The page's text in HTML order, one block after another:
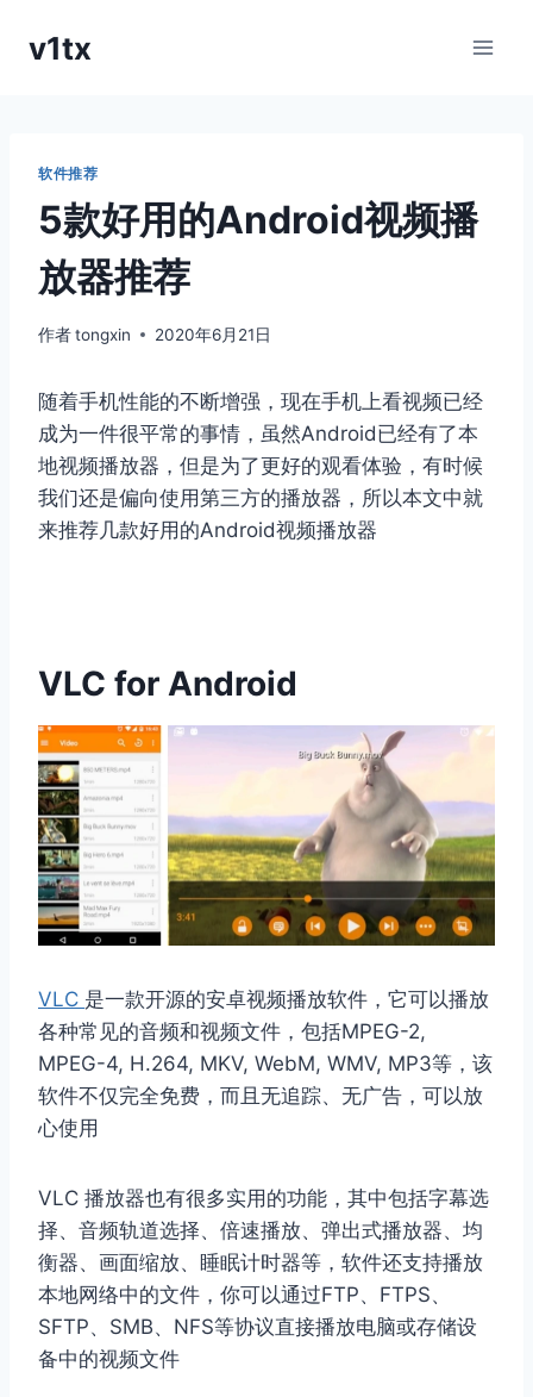
v1tx
软件推荐
5款好用的Android视频播
放器推荐
作者tongxin 2020年6月21日
随着手机性能的不断增强，现在手机上看视频已经
成为一件很平常的事情，虽然Android已经有了本
地视频播放器，但是为了更好的观看体验，有时候
我们还是偏向使用第三方的播放器，所以本文中就
来推荐几款好用的Android视频播放器
VLC for Android
VLC 是一款开源的安卓视频播放软件，它可以播放
各种常见的音频和视频文件，包括MPEG-2,
MPEG-4, H.264, MKV, WebM, WMV, MP3等，该
软件不仅完全免费，而且无追踪、无广告，可以放
心使用
VLC 播放器也有很多实用的功能，其中包括字幕选
择、音频轨道选择、倍速播放、弹出式播放器、均
衡器、画面缩放、睡眠计时器等，软件还支持播放
本地网络中的文件，你可以通过FTP、FTPS、
SFTP、SMB、NFS等协议直接播放电脑或存储设
备中的视频文件